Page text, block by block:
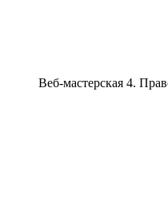
Веб-мастерская 4.